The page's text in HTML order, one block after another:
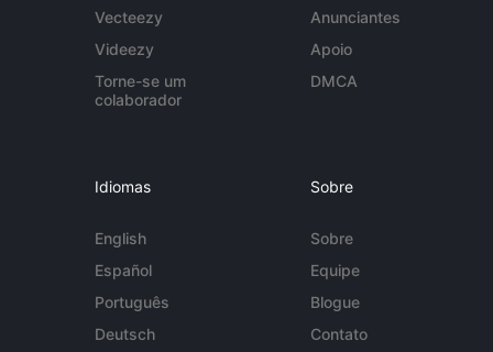
Vecteezy
Videezy
Torne-se um
colaborador
Anunciantes
Apoio
DMCA
Idiomas
English
Español
Português
Deutsch
Sobre
Sobre
Equipe
Blogue
Contato